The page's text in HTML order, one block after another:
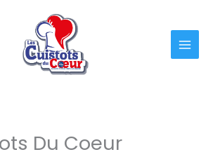
Du Coeur